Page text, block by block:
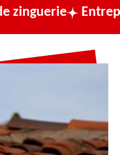
Entreprise de